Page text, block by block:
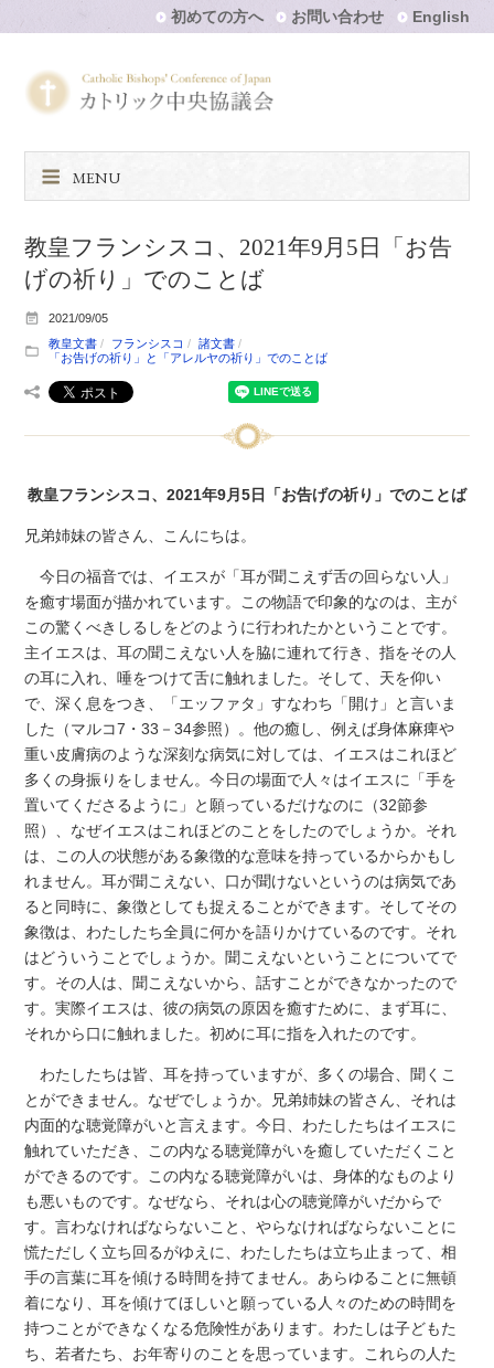
初めての方へ お問い合わせ English
MENU
教皇フランシスコ、2021年9月5日「お告
げの祈り」でのことば
2021/09/05
教皇文書
フランシスコ
諸文書
「お告げの祈り」と「アレルヤの祈り」でのことば
教皇フランシスコ、2021年9月5日「お告げの祈り」でのことば
兄弟姉妹の皆さん、こんにちは。
今日の福音では、イエスが「耳が聞こえず舌の回らない人」
を癒す場面が描かれています。この物語で印象的なのは、主が
この驚くべきしるしをどのように行われたかということです。
主イエスは、耳の聞こえない人を脇に連れて行き、指をその人
の耳に入れ、唾をつけて舌に触れました。そして、天を仰い
で、深く息をつき、「エッファタ」すなわち「開け」と言いま
した（マルコ7・33－34参照）。他の癒し、例えば身体麻痺や
重い皮膚病のような深刻な病気に対しては、イエスはこれほど
多くの身振りをしません。今日の場面で人々はイエスに「手を
置いてくださるように」と願っているだけなのに（32節参
照）、なぜイエスはこれほどのことをしたのでしょうか。それ
は、この人の状態がある象徴的な意味を持っているからかもし
れません。耳が聞こえない、口が聞けないというのは病気であ
ると同時に、象徴としても捉えることができます。そしてその
象徴は、わたしたち全員に何かを語りかけているのです。それ
はどういうことでしょうか。聞こえないということについてで
す。その人は、聞こえないから、話すことができなかったので
す。実際イエスは、彼の病気の原因を癒すために、まず耳に、
それから口に触れました。初めに耳に指を入れたのです。
わたしたちは皆、耳を持っていますが、多くの場合、聞くこ
とができません。なぜでしょうか。兄弟姉妹の皆さん、それは
内面的な聴覚障がいと言えます。今日、わたしたちはイエスに
触れていただき、この内なる聴覚障がいを癒していただくこと
ができるのです。この内なる聴覚障がいは、身体的なものより
も悪いものです。なぜなら、それは心の聴覚障がいだからで
す。言わなければならないこと、やらなければならないことに
慌ただしく立ち回るがゆえに、わたしたちは立ち止まって、相
手の言葉に耳を傾ける時間を持てません。あらゆることに無頓
着になり、耳を傾けてほしいと願っている人々のための時間を
持つことができなくなる危険性があります。わたしは子どもた
ち、若者たち、お年寄りのことを思っています。これらの人た